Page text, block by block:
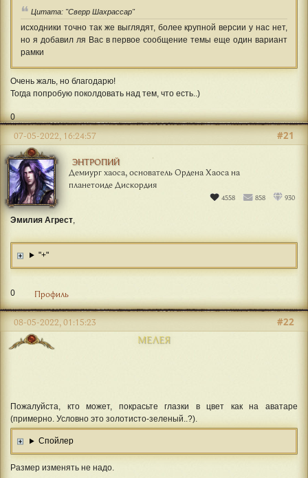
Цитата: "Сверр Шахрассар"
исходники точно так же выглядят, более крупной версии у нас нет,
но я добавил ля Вас в первое сообщение темы еще один вариант
рамки
Очень жаль, но благодарю!
Тогда попробую поколдовать над тем, что есть..)
0
ЭНТРОПИЙ
Демиург хаоса, основатель Ордена Хаоса на
планетоиде Дискордия
4558 858 930
#21
07-05-2022, 16:24:57
Эмилия Агрест,
"+"
0 Профиль
МЕЛЕЯ
#22
08-05-2022, 01:15:23
Пожалуйста, кто может, покрасьте глазки в цвет как на аватаре
(примерно. Условно это золотисто-зеленый..?).
Спойлер
Размер изменять не надо.